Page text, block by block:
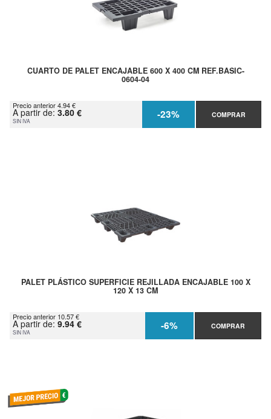
CUARTO DE PALET ENCAJABLE 600 X 400 CM REF.BASIC-
0604-04
Precio anterior 4.94 €
A partir de: 3.80 €
SIN IVA -23% COMPRAR
PALET PLÁSTICO SUPERFICIE REJILLADA ENCAJABLE 100 X
120 X 13 CM
Precio anterior 10.57 €
A partir de: 9.94 €
SIN IVA -6% COMPRAR